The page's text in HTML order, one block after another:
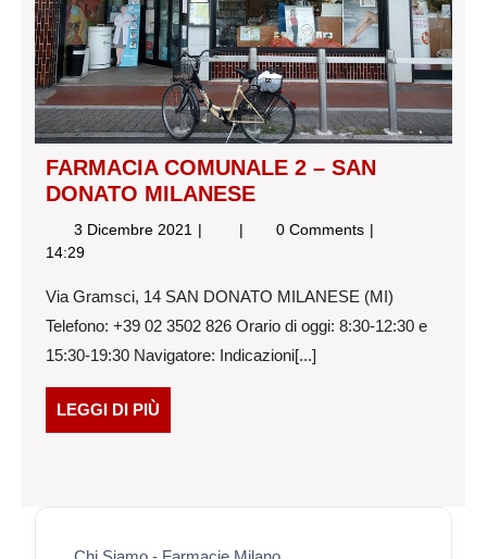
FARMACIA COMUNALE 2 – SAN
DONATO MILANESE
3 Dicembre 2021 3
FARMACIA
–
SAN
MILANESE
0 Comments
14:29
Via Gramsci, 14 SAN DONATO MILANESE (MI)
Telefono: +39 02 3502 826 Orario di oggi: 8:30-12:30 e
15:30-19:30 Navigatore: Indicazioni[...]
LEGGI DI PIÙ
DI